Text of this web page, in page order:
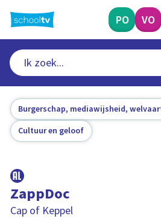
naar
hoofdinhoud
PO VO
Burgerschap, mediawijsheid,
Cultuur en geloof
ZappDoc
Cap of Keppel